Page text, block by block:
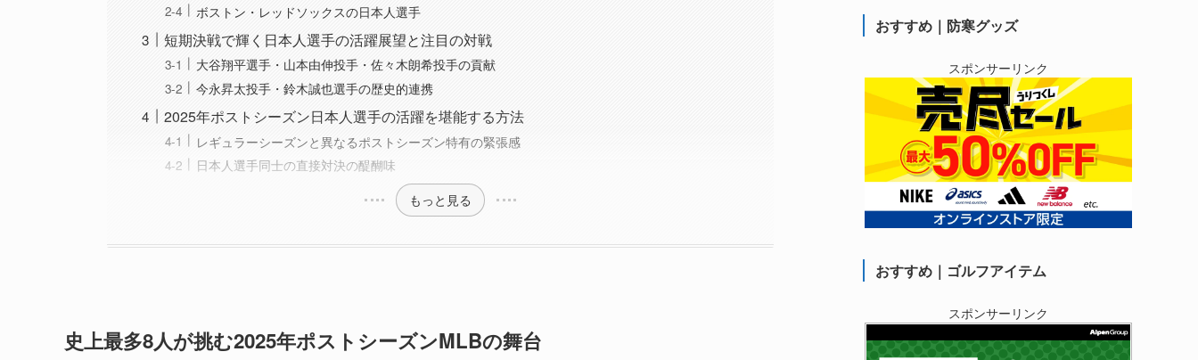
ボストン・レッドソックスの日本人選手
短期決戦で輝く日本人選手の活躍展望と注目の対戦
大谷翔平選手・山本由伸投手・佐々木朗希投手の貢献
今永昇太投手・鈴木誠也選手の歴史的連携
2025年ポストシーズン日本人選手の活躍を堪能する方法
レギュラーシーズンと異なるポストシーズン特有の緊張感
日本人選手同士の直接対決の醍醐味
もっと見る
史上最多8人が挑む2025年ポストシーズンMLBの舞台
おすすめ｜防寒グッズ
スポンサーリンク
おすすめ｜ゴルフアイテム
スポンサーリンク